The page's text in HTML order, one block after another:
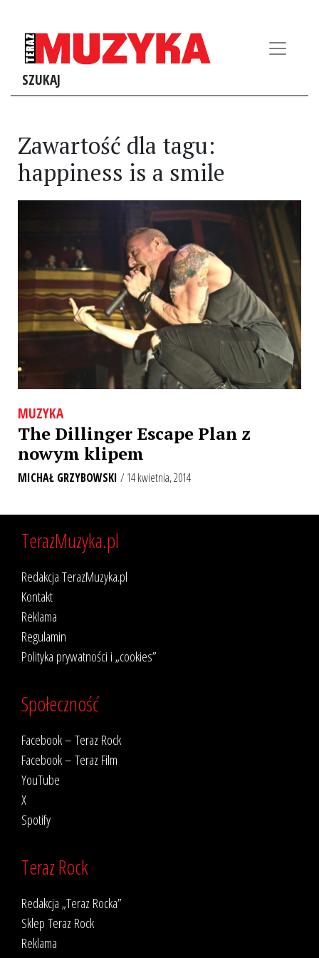
SZUKAJ
Zawartość dla tagu:
happiness is a smile
MUZYKA
The Dillinger Escape Plan z
nowym klipem
MICHAŁ GRZYBOWSKI / 14 kwietnia, 2014
TerazMuzyka.pl
Redakcja TerazMuzyka.pl
Kontakt
Reklama
Regulamin
Polityka prywatności i „cookies”
Społeczność
Facebook – Teraz Rock
Facebook – Teraz Film
YouTube
X
Spotify
Teraz Rock
Redakcja „Teraz Rocka”
Sklep Teraz Rock
Reklama